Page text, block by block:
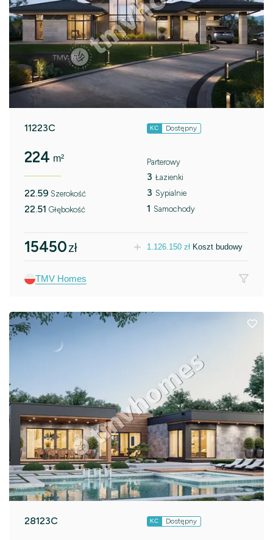
11223C KC Dostępny
224 m²
22.59 Szerokość
22.51 Głębokość
Parterowy
3 Łazienki
3 Sypialnie
1 Samochody
15450zł 1.126.150 zł Koszt budowy
TMV Homes
28123C KC Dostępny